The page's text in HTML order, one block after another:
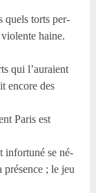
quels torts per-
haine.
qui l’auraient
encore des
Paris est
infortuné se né-
présence ; le jeu